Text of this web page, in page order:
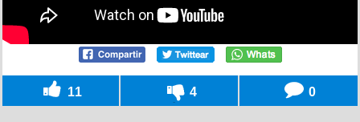
11 4 0